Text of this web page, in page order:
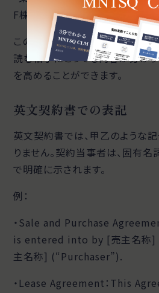
F株式会社（以下「受託者」という）
このように、契約上の立場を明示
読む相手にとっても内容が分か
を高めることができます。
英文契約書での表記
英文契約書では、甲乙のような
りません。契約当事者は、固有
で明確に示されます。
例：
・Sale and Purchase
is entered into by [売主名称]
主名称] (“Purchaser”).
・Lease Agreement：This